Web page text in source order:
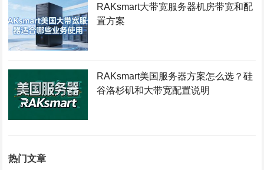
RAKsmart大带宽服务器机房带宽和配
置方案
RAKsmart美国服务器方案怎么选？硅
谷洛杉矶和大带宽配置说明
热门文章